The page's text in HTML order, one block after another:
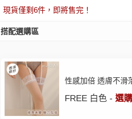
現貨僅剩6件，即將售完！
搭配選購區
性感加倍 透膚不滑
FREE 白色 - 選